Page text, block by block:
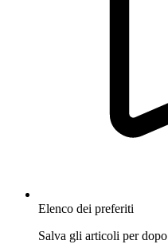
Elenco dei preferiti
Salva gli articoli per dopo